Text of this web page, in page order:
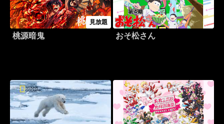
見放題
桃源暗鬼 おそ松さん